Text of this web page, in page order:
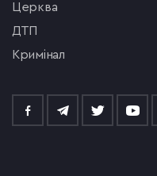
церква
ДТП
кримінал